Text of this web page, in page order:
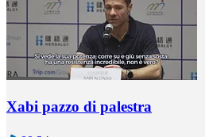
Xabi pazzo di palestra